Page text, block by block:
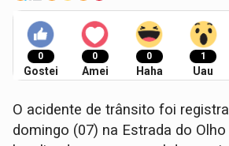
0
Gostei
0
Amei
0
Haha
1
Uau
​O acidente de trânsito foi
domingo (07) na Estrada do Olho